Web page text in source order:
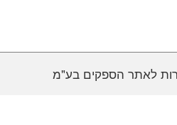
לאתר הספקים בע"מ